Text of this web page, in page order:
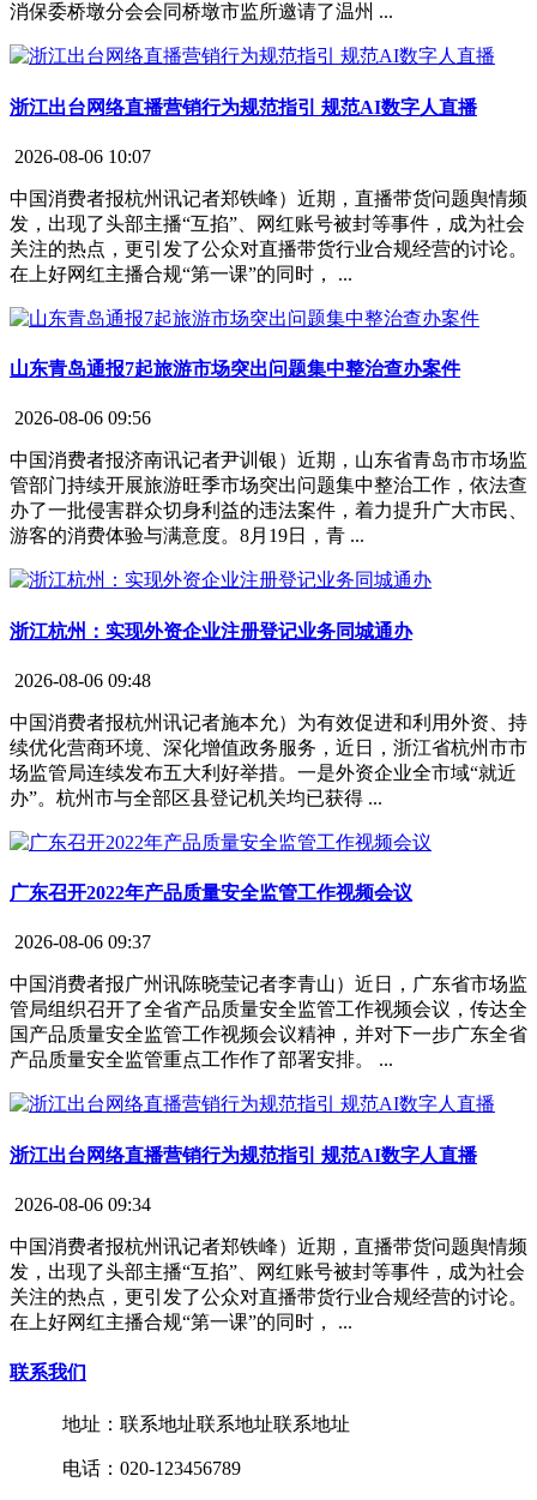
消保委桥墩分会会同桥墩市监所邀请了温州 ...
浙江出台网络直播营销行为规范指引 规范AI数字人直播
2026-08-06 10:07
中国消费者报杭州讯记者郑铁峰）近期，直播带货问题舆情频
发，出现了头部主播“互掐”、网红账号被封等事件，成为社会
关注的热点，更引发了公众对直播带货行业合规经营的讨论。
在上好网红主播合规“第一课”的同时， ...
山东青岛通报7起旅游市场突出问题集中整治查办案件
2026-08-06 09:56
中国消费者报济南讯记者尹训银）近期，山东省青岛市市场监
管部门持续开展旅游旺季市场突出问题集中整治工作，依法查
办了一批侵害群众切身利益的违法案件，着力提升广大市民、
游客的消费体验与满意度。8月19日，青 ...
浙江杭州：实现外资企业注册登记业务同城通办
2026-08-06 09:48
中国消费者报杭州讯记者施本允）为有效促进和利用外资、持
续优化营商环境、深化增值政务服务，近日，浙江省杭州市市
场监管局连续发布五大利好举措。一是外资企业全市域“就近
办”。杭州市与全部区县登记机关均已获得 ...
广东召开2022年产品质量安全监管工作视频会议
2026-08-06 09:37
中国消费者报广州讯陈晓莹记者李青山）近日，广东省市场监
管局组织召开了全省产品质量安全监管工作视频会议，传达全
国产品质量安全监管工作视频会议精神，并对下一步广东全省
产品质量安全监管重点工作作了部署安排。 ...
浙江出台网络直播营销行为规范指引 规范AI数字人直播
2026-08-06 09:34
中国消费者报杭州讯记者郑铁峰）近期，直播带货问题舆情频
发，出现了头部主播“互掐”、网红账号被封等事件，成为社会
关注的热点，更引发了公众对直播带货行业合规经营的讨论。
在上好网红主播合规“第一课”的同时， ...
联系我们
地址：联系地址联系地址联系地址
电话：020-123456789